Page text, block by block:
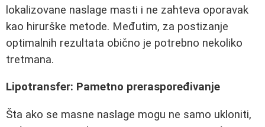
lokalizovane naslage masti i ne zahteva oporavak
kao hirurške metode. Međutim, za postizanje
optimalnih rezultata obično je potrebno nekoliko
tretmana.
Lipotransfer: Pametno preraspoređivanje
Šta ako se masne naslage mogu ne samo ukloniti,